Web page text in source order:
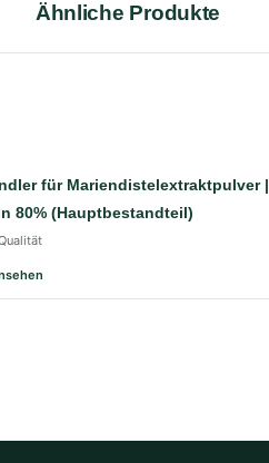
Ähnliche Produkte
für Mariendistelextraktpulver |
80% (Hauptbestandteil)